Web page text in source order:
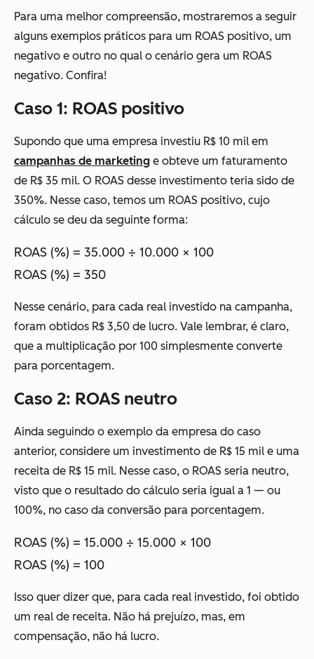
Para uma melhor compreensão, mostraremos a seguir
alguns exemplos práticos para um ROAS positivo, um
negativo e outro no qual o cenário gera um ROAS
negativo. Confira!
Caso 1: ROAS positivo
Supondo que uma empresa investiu R$ 10 mil em
campanhas de marketing e obteve um faturamento
de R$ 35 mil. O ROAS desse investimento teria sido de
350%. Nesse caso, temos um ROAS positivo, cujo
cálculo se deu da seguinte forma:
ROAS (%) = 35.000 ÷ 10.000 × 100
ROAS (%) = 350
Nesse cenário, para cada real investido na campanha,
foram obtidos R$ 3,50 de lucro. Vale lembrar, é claro,
que a multiplicação por 100 simplesmente converte
para porcentagem.
Caso 2: ROAS neutro
Ainda seguindo o exemplo da empresa do caso
anterior, considere um investimento de R$ 15 mil e uma
receita de R$ 15 mil. Nesse caso, o ROAS seria neutro,
visto que o resultado do cálculo seria igual a 1 — ou
100%, no caso da conversão para porcentagem.
ROAS (%) = 15.000 ÷ 15.000 × 100
ROAS (%) = 100
Isso quer dizer que, para cada real investido, foi obtido
um real de receita. Não há prejuízo, mas, em
compensação, não há lucro.